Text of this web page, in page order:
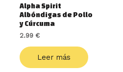
Alpha Spirit
Albóndigas de Pollo
y Cúrcuma
2.99 €
Leer más